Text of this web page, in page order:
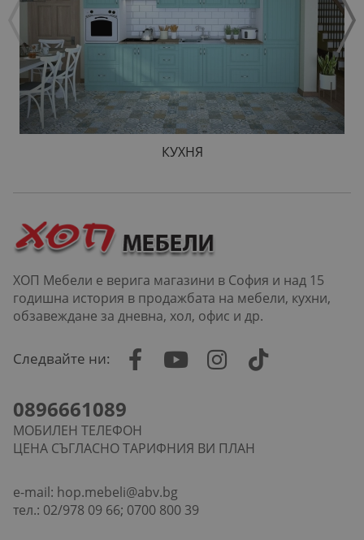
КУХНЯ
ХОП Мебели е верига магазини в София и над 15
годишна история в продажбата на мебели, кухни,
обзавеждане за дневна, хол, офис и др.
Следвайте ни:
0896661089
МОБИЛЕН ТЕЛЕФОН
ЦЕНА СЪГЛАСНО ТАРИФНИЯ ВИ ПЛАН
e-mail: hop.mebeli@abv.bg
тел.: 02/978 09 66; 0700 800 39